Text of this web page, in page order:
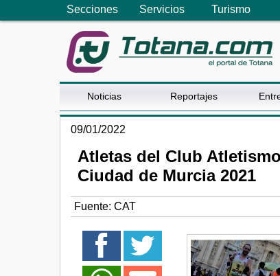
Secciones Servicios Turismo
Noticias Reportajes
09/01/2022
Atletas del Club
Ciudad de Murcia 2021
Fuente: CAT